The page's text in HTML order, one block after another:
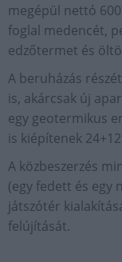
megépül nettó
foglal medencét,
edzőtermet és
A beruházás
is, akárcsak új
egy geotermikus
is kiépítenek
A közbeszerzés
(egy fedett és egy
játszótér
felújítását.